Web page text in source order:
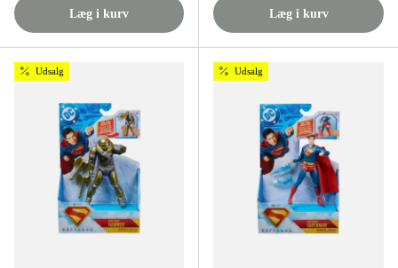
Læg i kurv Læg i kurv
Udsalg Udsalg